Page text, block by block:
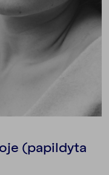
(papildyta